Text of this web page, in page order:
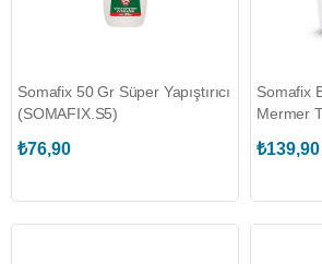
Somafix 50 Gr Süper Yapıştırıcı
(SOMAFIX.S5)
₺76,90
Somafix
Mermer
₺139,90